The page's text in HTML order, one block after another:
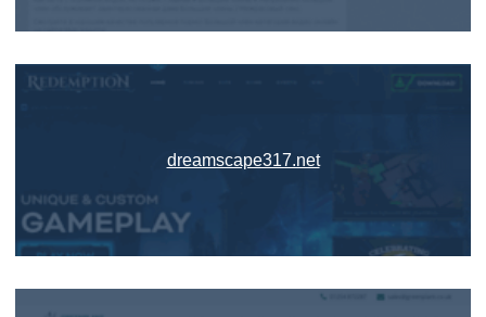
dreamscape317.net